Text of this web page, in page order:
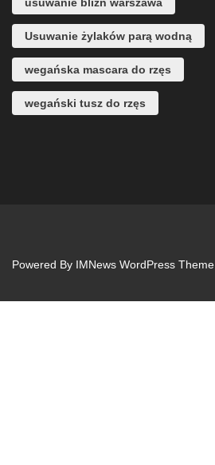
Usuwanie żylaków parą wodną
wegańska mascara do rzęs
wegański tusz do rzęs
Powered By IMNews WordPress Theme